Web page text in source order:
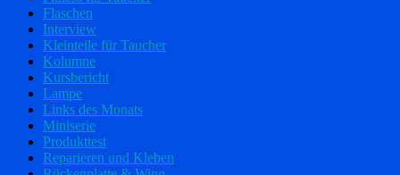
Flaschen
Interview
Kleinteile für Taucher
Kolumne
Kursbericht
Lampe
Links des Monats
Miniserie
Produkttest
Reparieren und Kleben